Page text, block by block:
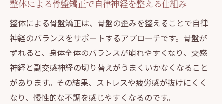
整体による骨盤矯正で自律神経を整える仕組み
整体による骨盤矯正は、骨盤の歪みを整えることで自律
神経のバランスをサポートするアプローチです。骨盤が
ずれると、身体全体のバランスが崩れやすくなり、交感
神経と副交感神経の切り替えがうまくいかなくなること
があります。その結果、ストレスや疲労感が抜けにくく
なり、慢性的な不調を感じやすくなるのです。